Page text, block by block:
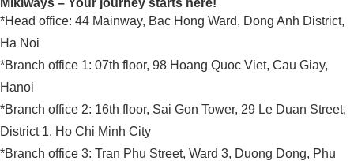
Mikiways – Your journey starts here!
*Head office: 44 Mainway, Bac Hong Ward, Dong Anh District,
Ha Noi
*Branch office 1: 07th floor, 98 Hoang Quoc Viet, Cau Giay,
Hanoi
*Branch office 2: 16th floor, Sai Gon Tower, 29 Le Duan Street,
District 1, Ho Chi Minh City
*Branch office 3: Tran Phu Street, Ward 3, Duong Dong, Phu